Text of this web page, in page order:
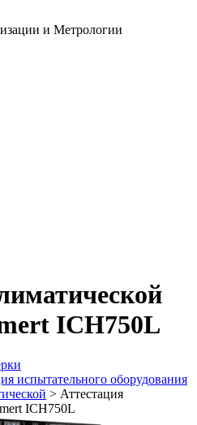
и Метрологии
ICH750L
испытательного оборудования
> Аттестация
ICH750L